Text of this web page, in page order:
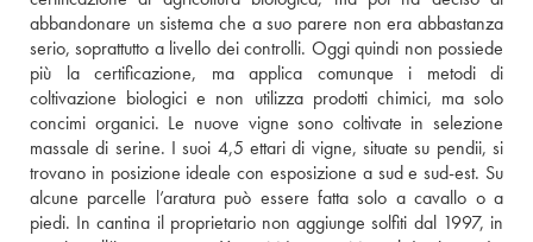
abbandonare un sistema che a suo parere non era abbastanza
serio, soprattutto a livello dei controlli. Oggi quindi non possiede
più la certificazione, ma applica comunque i metodi di
coltivazione biologici e non utilizza prodotti chimici, ma solo
concimi organici. Le nuove vigne sono coltivate in selezione
massale di serine. I suoi 4,5 ettari di vigne, situate su pendii, si
trovano in posizione ideale con esposizione a sud e sud-est. Su
alcune parcelle l’aratura può essere fatta solo a cavallo o a
piedi. In cantina il proprietario non aggiunge solfiti dal 1997, in